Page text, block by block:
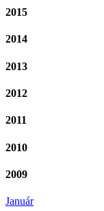
2015
2014
2013
2012
2011
2010
2009
Január